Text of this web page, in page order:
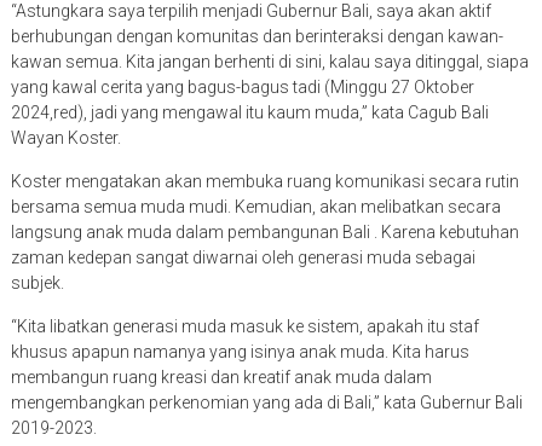
“Astungkara saya terpilih menjadi Gubernur Bali, saya akan aktif
berhubungan dengan komunitas dan berinteraksi dengan kawan-
kawan semua. Kita jangan berhenti di sini, kalau saya ditinggal, siapa
yang kawal cerita yang bagus-bagus tadi (Minggu 27 Oktober
2024,red), jadi yang mengawal itu kaum muda,” kata Cagub Bali
Wayan Koster.
Koster mengatakan akan membuka ruang komunikasi secara rutin
bersama semua muda mudi. Kemudian, akan melibatkan secara
langsung anak muda dalam pembangunan Bali . Karena kebutuhan
zaman kedepan sangat diwarnai oleh generasi muda sebagai
subjek.
“Kita libatkan generasi muda masuk ke sistem, apakah itu staf
khusus apapun namanya yang isinya anak muda. Kita harus
membangun ruang kreasi dan kreatif anak muda dalam
mengembangkan perkenomian yang ada di Bali,” kata Gubernur Bali
2019-2023.